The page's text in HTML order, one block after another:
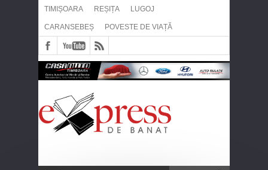
TIMIȘOARA REȘIȚA LUGOJ
CARANSEBEȘ POVESTE DE VIAȚĂ